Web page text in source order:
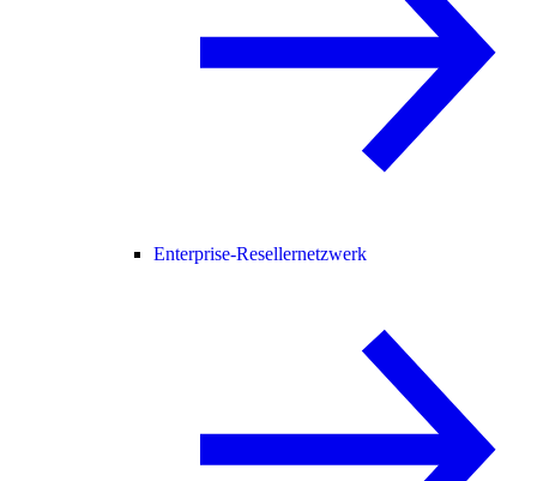
Enterprise-Resellernetzwerk